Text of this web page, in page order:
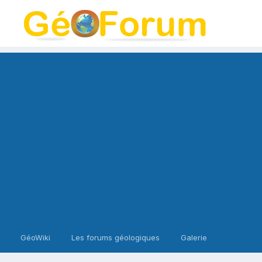
GéoWiki Les forums géologiques Galerie